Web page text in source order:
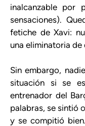
inalcanzable por
sensaciones).
fetiche de Xavi:
una eliminatoria
Sin embargo,
situación si se
entrenador del
palabras, se sintió
y se compitió